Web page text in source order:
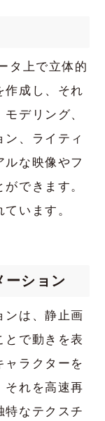
タ上で立体的
作成し、それ
デリング、
、ライティ
ルな映像やフ
できます。
います。
ーション
ンは、静止画
とで動きを表
ャラクターを
それを高速再
特なテクスチ